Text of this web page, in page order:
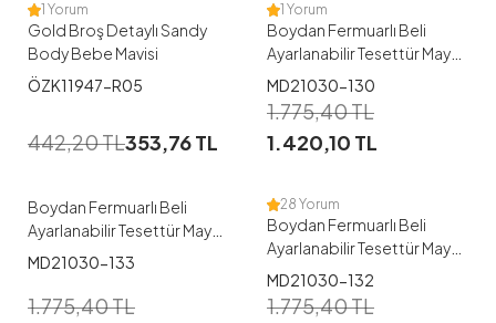
1 Yorum
Gold Broş Detaylı Sandy
Body Bebe Mavisi
ÖZK11947-R05
442,20TL353,76TL
1 Yorum
Boydan Fermuarlı Beli
Ayarlanabilir Tesettür Mayo
-130
MD21030-130
1.775,40TL
1.420,10 TL
38 40 42 44
Boydan Fermuarlı Beli
Ayarlanabilir Tesettür Mayo
-133
MD21030-133
1.775,40TL
38 40 42
48
28 Yorum
Boydan Fermuarlı Beli
Ayarlanabilir Tesettür Mayo
-132
MD21030-132
1.775,40TL